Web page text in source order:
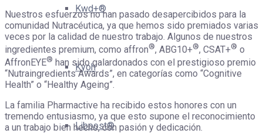
Kwd+®
Kyoh
Liboost®
Nuestros esfuerzos no han pasado desapercibidos para la
comunidad Nutracéutica, ya que hemos sido premiados varias
veces por la calidad de nuestro trabajo. Algunos de nuestros
ingredientes premium, como affron®, ABG10+®, CSAT+® o
AffronEYE® han sido galardonados con el prestigioso premio
“Nutraingredients Awards”, en categorías como “Cognitive
Health” o “Healthy Ageing”.
La familia Pharmactive ha recibido estos honores con un
tremendo entusiasmo, ya que esto supone el reconocimiento
a un trabajo bien hecho, con pasión y dedicación.